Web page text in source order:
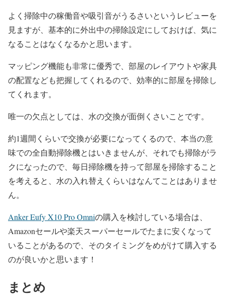
よく掃除中の稼働音や吸引音がうるさいというレビューを
見ますが、基本的に外出中の掃除設定にしておけば、気に
なることはなくなるかと思います。
マッピング機能も非常に優秀で、部屋のレイアウトや家具
の配置なども把握してくれるので、効率的に部屋を掃除し
てくれます。
唯一の欠点としては、水の交換が面倒くさいことです。
約1週間くらいで交換が必要になってくるので、本当の意
味での全自動掃除機とはいきませんが、それでも掃除がラ
クになったので、毎日掃除機を持って部屋を掃除すること
を考えると、水の入れ替えくらいはなんてことはありませ
ん。
Anker Eufy X10 Pro Omniの購入を検討している場合は、
Amazonセールや楽天スーパーセールでたまに安くなって
いることがあるので、そのタイミングをめがけて購入する
のが良いかと思います！
まとめ